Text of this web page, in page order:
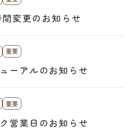
変更のお知らせ
重要
ーアルのお知らせ
重要
営業日のお知らせ